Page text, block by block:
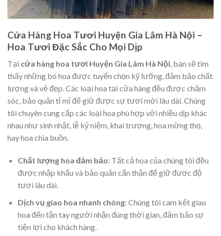
Cửa Hàng Hoa Tươi Huyện Gia Lâm Hà Nội –
Hoa Tươi Đặc Sắc Cho Mọi Dịp
Tại cửa hàng hoa tươi Huyện Gia Lâm Hà Nội, bạn sẽ tìm
thấy những bó hoa được tuyển chọn kỹ lưỡng, đảm bảo chất
lượng và vẻ đẹp. Các loại hoa tại cửa hàng đều được chăm
sóc, bảo quản tỉ mỉ để giữ được sự tươi mới lâu dài. Chúng
tôi chuyên cung cấp các loại hoa phù hợp với nhiều dịp khác
nhau như sinh nhật, lễ kỷ niệm, khai trương, hoa mừng thọ,
hay hoa chia buồn.
Chất lượng hoa đảm bảo: Tất cả hoa của chúng tôi đều
được nhập khẩu và bảo quản cẩn thận để giữ được độ
tươi lâu dài.
Dịch vụ giao hoa nhanh chóng: Chúng tôi cam kết giao
hoa đến tận tay người nhận đúng thời gian, đảm bảo sự
tiện lợi cho khách hàng.